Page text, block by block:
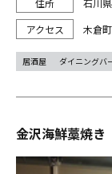
石川
木倉
居酒屋 ダイニングバ
金沢海鮮藁焼